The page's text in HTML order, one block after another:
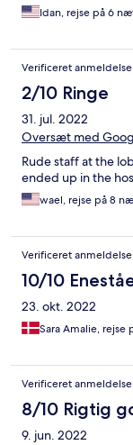
Idan, rejse på 6
Verificeret anmeldelse
2/10 Ringe
31. jul. 2022
Oversæt med
Rude staff at the
ended up in the
wael, rejse på 8
Verificeret anmeldelse
10/10
23. okt. 2022
Sara Amalie, rejse
Verificeret anmeldelse
8/10 Rigtig
9. jun. 2022